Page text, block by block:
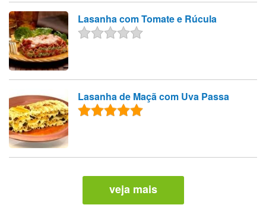
Lasanha com Tomate e Rúcula
Lasanha de Maçã com Uva Passa
veja mais